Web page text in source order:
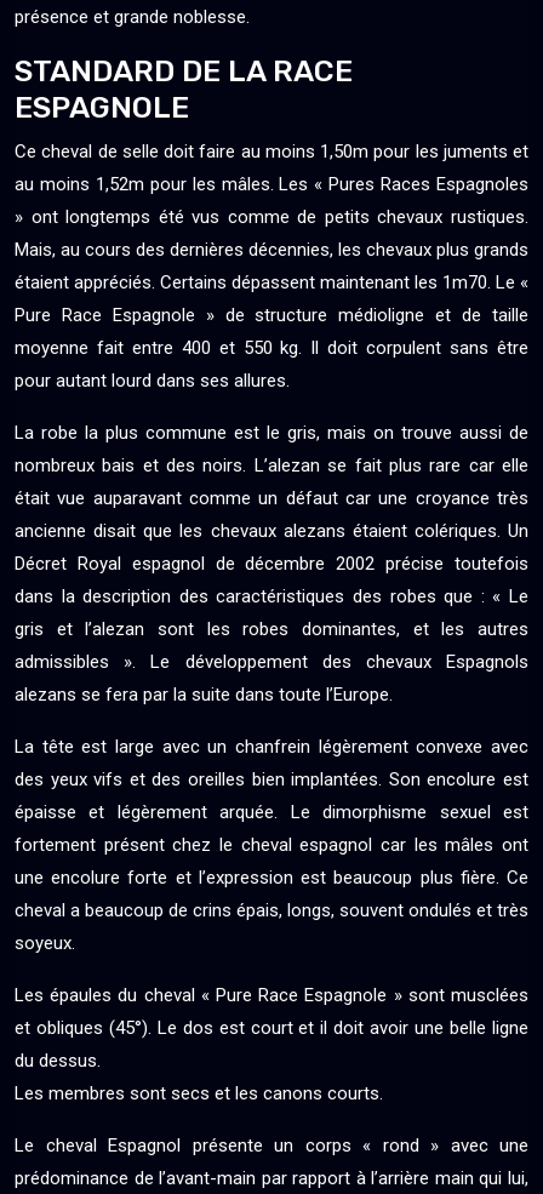
présence et grande noblesse.
STANDARD DE LA RACE
ESPAGNOLE
Ce cheval de selle doit faire au moins 1,50m pour les juments et
au moins 1,52m pour les mâles. Les « Pures Races Espagnoles
» ont longtemps été vus comme de petits chevaux rustiques.
Mais, au cours des dernières décennies, les chevaux plus grands
étaient appréciés. Certains dépassent maintenant les 1m70. Le «
Pure Race Espagnole » de structure médioligne et de taille
moyenne fait entre 400 et 550 kg. Il doit corpulent sans être
pour autant lourd dans ses allures.
La robe la plus commune est le gris, mais on trouve aussi de
nombreux bais et des noirs. L’alezan se fait plus rare car elle
était vue auparavant comme un défaut car une croyance très
ancienne disait que les chevaux alezans étaient colériques. Un
Décret Royal espagnol de décembre 2002 précise toutefois
dans la description des caractéristiques des robes que : « Le
gris et l’alezan sont les robes dominantes, et les autres
admissibles ». Le développement des chevaux Espagnols
alezans se fera par la suite dans toute l’Europe.
La tête est large avec un chanfrein légèrement convexe avec
des yeux vifs et des oreilles bien implantées. Son encolure est
épaisse et légèrement arquée. Le dimorphisme sexuel est
fortement présent chez le cheval espagnol car les mâles ont
une encolure forte et l’expression est beaucoup plus fière. Ce
cheval a beaucoup de crins épais, longs, souvent ondulés et très
soyeux.
Les épaules du cheval « Pure Race Espagnole » sont musclées
et obliques (45°). Le dos est court et il doit avoir une belle ligne
du dessus.
Les membres sont secs et les canons courts.
Le cheval Espagnol présente un corps « rond » avec une
prédominance de l’avant-main par rapport à l’arrière main qui lui,